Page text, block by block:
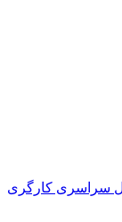
سراسرى کارگرى